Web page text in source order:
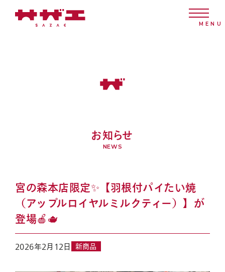
お知らせ
NEWS
宮の森本店限定✨【羽根付パイたい焼
（アップルロイヤルミルクティー）】が
登場🍎🫖
2026年2月12日 新商品